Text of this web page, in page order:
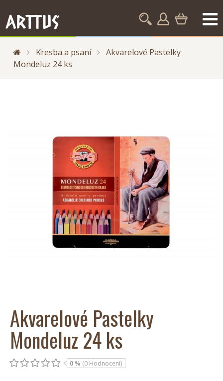
Kresba a psaní
Akvarelové Pastelky
Mondeluz 24 ks
Akvarelové Pastelky
Mondeluz 24 ks
0 % (0 Hodnocení)